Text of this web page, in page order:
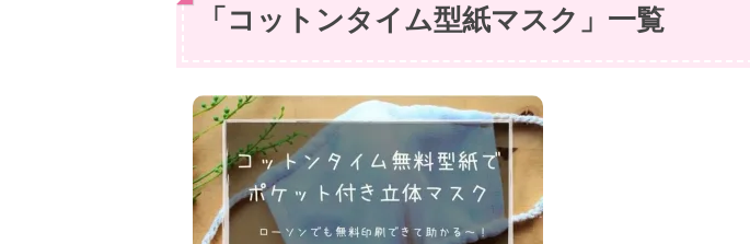
「 コットンタイム型紙マスク 」 一覧